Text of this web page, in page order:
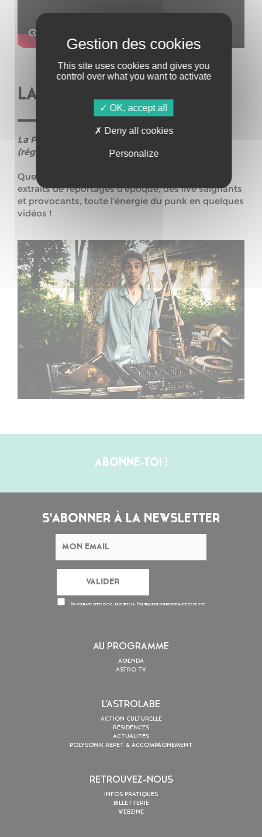
LA PUNK ATTITUBE
La Punk AttiTube par Stéphane Charasse
(régisseur à Polysonik)
Que reste t-il du punk sur Youtube en 2023, des
extraits de reportages d’époque, des live saignants
et provocants, toute l’énergie du punk en quelques
vidéos !
ABONNE-TOI !
S'ABONNER À LA NEWSLETTER
En cochant cette case, j’accepte la Politique de confidentialitéde ce site
AU PROGRAMME
AGENDA
ASTRO TV
L’ASTROLABE
ACTION CULTURELLE
RÉSIDENCES
ACTUALITÉS
POLYSONIK REPET & ACCOMPAGNEMENT
RETROUVEZ-NOUS
INFOS PRATIQUES
BILLETTERIE
WEBZINE
This site uses cookies and gives you
control over what you want to activate
OK, accept all
Deny all cookies
Personalize